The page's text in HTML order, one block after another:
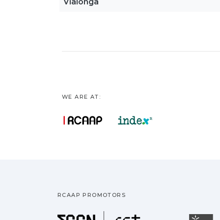
WE ARE AT:
RCAAP PROMOTORS
Fundação